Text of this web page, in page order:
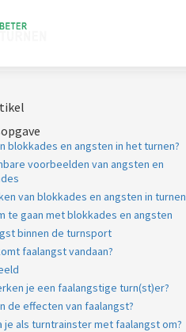
blokkades en angsten in het turnen?
voorbeelden van angsten en
van blokkades en angsten in turnen
te gaan met blokkades en angsten
binnen de turnsport
faalangst vandaan?
je een faalangstige turn(st)er?
de effecten van faalangst?
je als turntrainster met faalangst om?